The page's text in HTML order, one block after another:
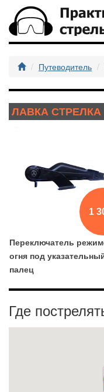
Путеводитель
ЛАВКА СТРЕЛКА
1
Переключатель
огня под
палец
Где